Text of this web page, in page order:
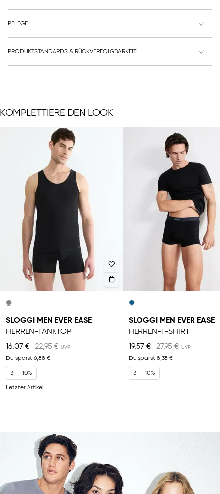
PFLEGE
PRODUKTSTANDARDS & RÜCKVERFOLGBARKEIT
KOMPLETTIERE DEN LOOK
SLOGGI MEN EVER EASE
HERREN-TANKTOP
16,07 €
22,95 €
Du sparst 6,88 €
3 = -10%
Letzter Artikel
SLOGGI MEN EVER EASE
HERREN-T-SHIRT
19,57 €
27,95 €
Du sparst 8,38 €
3 = -10%